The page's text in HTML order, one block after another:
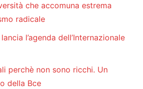
che accomuna estrema
radicale
l’agenda dell’Internazionale
perchè non sono ricchi. Un
della Bce